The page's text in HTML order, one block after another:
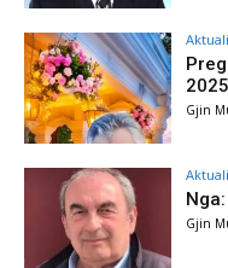
2025
Gjin
Gjin